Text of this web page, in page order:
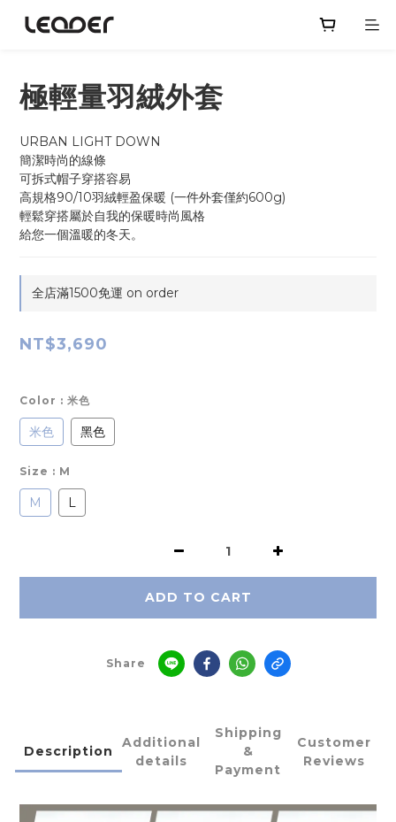
極輕量羽絨外套
URBAN LIGHT DOWN
簡潔時尚的線條
可拆式帽子穿搭容易
高規格90/10羽絨輕盈保暖 (一件外套僅約600g)
輕鬆穿搭屬於自我的保暖時尚風格
給您一個溫暖的冬天。
全店滿1500免運 on order
NT$3,690
Color : 米色
米色 黑色
Size : M
M L
ADD TO CART
Share
Description
Additional
details
Shipping
&
Payment
Customer
Reviews